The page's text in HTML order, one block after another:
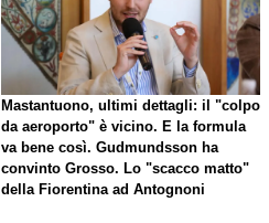
Mastantuono, ultimi dettagli: il "colpo
da aeroporto" è vicino. E la formula
va bene così. Gudmundsson ha
convinto Grosso. Lo "scacco matto"
della Fiorentina ad Antognoni